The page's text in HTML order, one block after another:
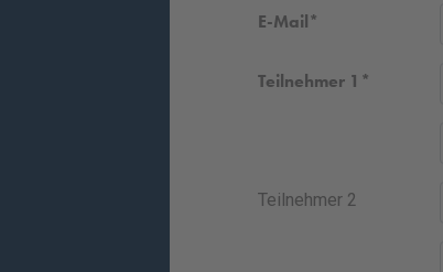
E-Mail
Teilnehmer 1
Teilnehmer 2